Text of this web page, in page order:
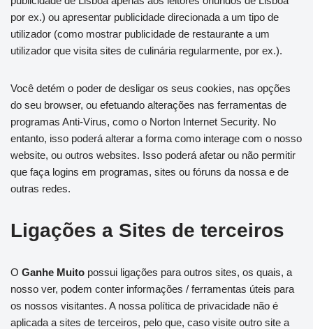
por ex.) ou apresentar publicidade direcionada a um tipo de
utilizador (como mostrar publicidade de restaurante a um
utilizador que visita sites de culinária regularmente, por ex.).
Você detém o poder de desligar os seus cookies, nas opções
do seu browser, ou efetuando alterações nas ferramentas de
programas Anti-Virus, como o Norton Internet Security. No
entanto, isso poderá alterar a forma como interage com o nosso
website, ou outros websites. Isso poderá afetar ou não permitir
que faça logins em programas, sites ou fóruns da nossa e de
outras redes.
Ligações a Sites de terceiros
O Ganhe Muito possui ligações para outros sites, os quais, a
nosso ver, podem conter informações / ferramentas úteis para
os nossos visitantes. A nossa política de privacidade não é
aplicada a sites de terceiros, pelo que, caso visite outro site a